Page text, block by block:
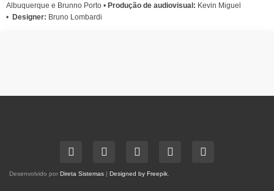
Albuquerque e Brunno Porto • Produção de audiovisual: Kevin Miguel
• Designer: Bruno Lombardi
Desenvolvido por Direta Sistemas | Designed by Freepik